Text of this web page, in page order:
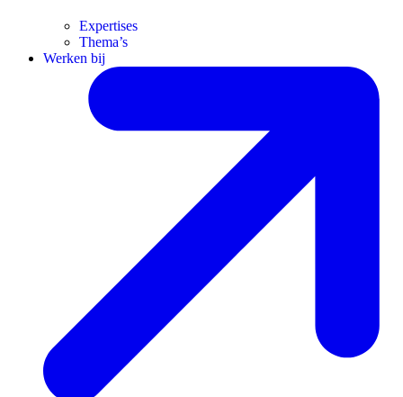
Expertises
Thema’s
Werken bij